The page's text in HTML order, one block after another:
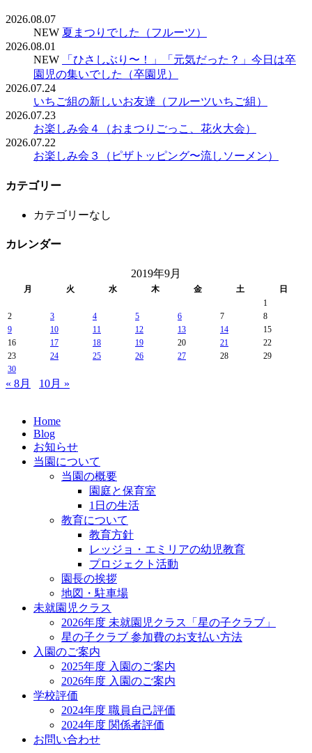
2026.08.07
NEW 夏まつりでした（フルーツ）
2026.08.01
NEW
「ひさしぶり〜！」「元気だった？」今日は卒
園児の集いでした（卒園児）
2026.07.24
いちご組の新しいお友達（フルーツいちご組）
2026.07.23
お楽しみ会４（おまつりごっこ、花火大会）
2026.07.22
お楽しみ会３（ピザトッピング〜流しソーメン）
カテゴリー
カテゴリーなし
カレンダー
2019年9月
月 火 水 木 金 土
日
1
2
3 4 5 6 7
8
9
10 11 12 13 14
15
16
17 18 19 20 21
22
23
24 25 26 27 28
29
30
« 8月 10月 »
Home
Blog
お知らせ
当園について
当園の概要
園庭と保育室
1日の生活
教育について
教育方針
レッジョ・エミリアの幼児教育
プロジェクト活動
園長の挨拶
地図・駐車場
未就園児クラス
2026年度 未就園児クラス「星の子クラブ」
星の子クラブ 参加費のお支払い方法
入園のご案内
2025年度 入園のご案内
2026年度 入園のご案内
学校評価
2024年度 職員自己評価
2024年度 関係者評価
お問い合わせ